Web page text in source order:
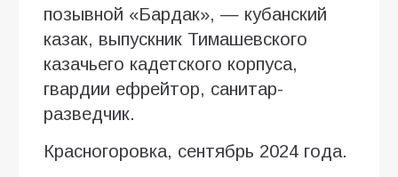
позывной «Бардак», — кубанский
казак, выпускник Тимашевского
казачьего кадетского корпуса,
гвардии ефрейтор, санитар-
разведчик.
Красногоровка, сентябрь 2024 года.